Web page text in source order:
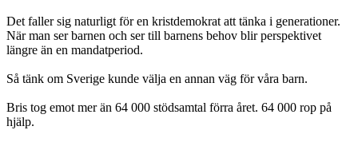
Det faller sig naturligt för en kristdemokrat att tänka i generationer.
När man ser barnen och ser till barnens behov blir perspektivet
längre än en mandatperiod.
Så tänk om Sverige kunde välja en annan väg för våra barn.
Bris tog emot mer än 64 000 stödsamtal förra året. 64 000 rop på
hjälp.